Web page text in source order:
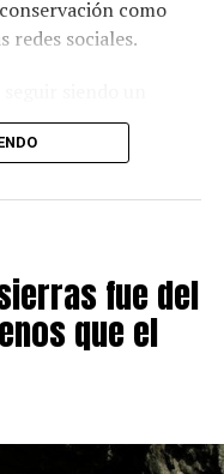
como
redes sociales.
proyecto
y a tal fin
bajo la
Susbielles.
la extracción
las
fue del
que el